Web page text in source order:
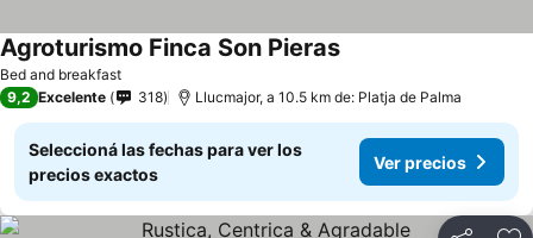
Bed and breakfast
Agroturismo Finca Son Pieras
9,2 Excelente 318 Llucmajor, a 10.5 km de: Platja de Palma
Seleccioná las fechas para ver los
precios exactos
Ver precios